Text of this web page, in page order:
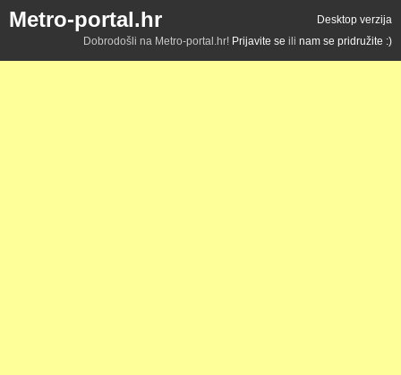
Metro-portal.hr
Desktop verzija
Dobrodošli na Metro-portal.hr! Prijavite se ili nam se pridružite :)